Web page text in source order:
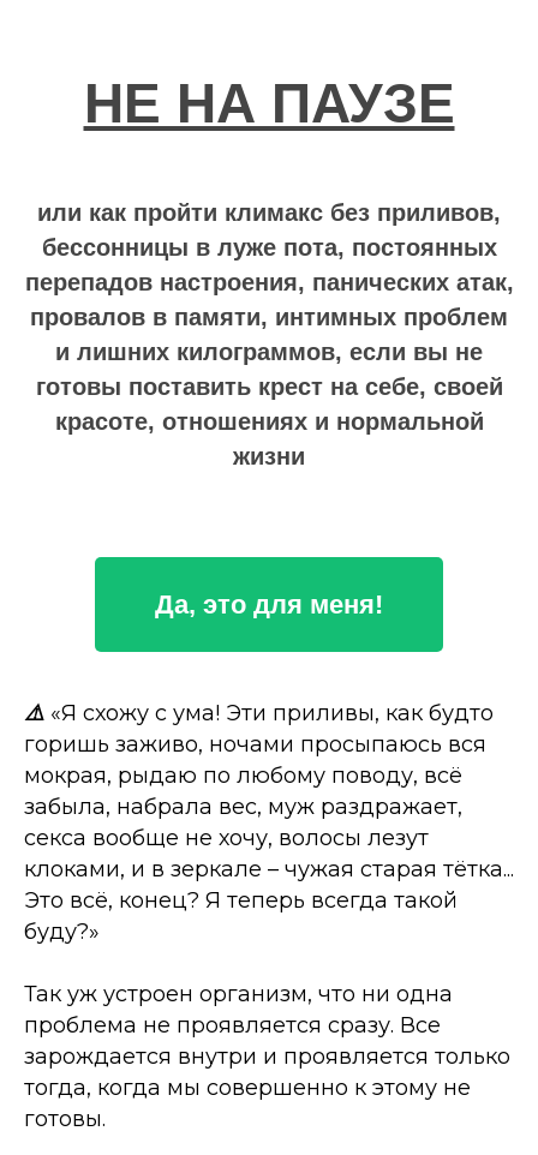
НЕ НА ПАУЗЕ
или как пройти климакс без приливов,
бессонницы в луже пота, постоянных
перепадов настроения, панических атак,
провалов в памяти, интимных проблем
и лишних килограммов, если вы не
готовы поставить крест на себе, своей
красоте, отношениях и нормальной
жизни
Да, это для меня!
⚠️ «Я схожу с ума! Эти приливы, как будто
горишь заживо, ночами просыпаюсь вся
мокрая, рыдаю по любому поводу, всё
забыла, набрала вес, муж раздражает,
секса вообще не хочу, волосы лезут
клоками, и в зеркале – чужая старая тётка...
Это всё, конец? Я теперь всегда такой
буду?»
Так уж устроен организм, что ни одна
проблема не проявляется сразу. Все
зарождается внутри и проявляется только
тогда, когда мы совершенно к этому не
готовы.